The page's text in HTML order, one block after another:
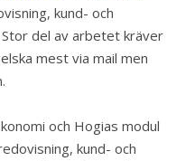
kund- och
del av arbetet kräver
mest via mail men
och Hogias modul
kund- och